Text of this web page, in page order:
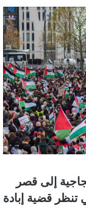
إلى قصر
تنظر قضية إبادة